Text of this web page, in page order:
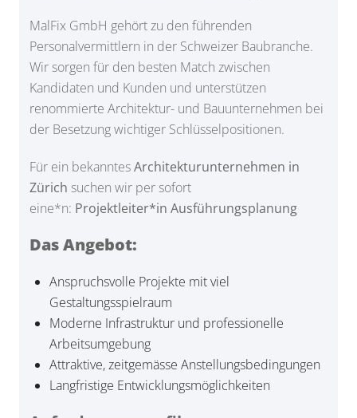
MalFix GmbH gehört zu den führenden
Personalvermittlern in der Schweizer Baubranche.
Wir sorgen für den besten Match zwischen
Kandidaten und Kunden und unterstützen
renommierte Architektur- und Bauunternehmen bei
der Besetzung wichtiger Schlüsselpositionen.
Für ein bekanntesArchitekturunternehmen in
Zürich suchen wir per sofort
eine*n: Projektleiter*in Ausführungsplanung
Das Angebot:
Anspruchsvolle Projekte mit viel
Gestaltungsspielraum
Moderne Infrastruktur und professionelle
Arbeitsumgebung
Attraktive, zeitgemässe Anstellungsbedingungen
Langfristige Entwicklungsmöglichkeiten